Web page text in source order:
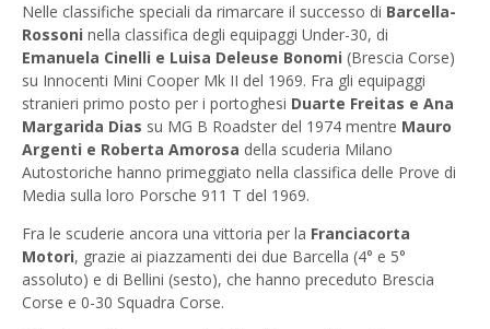
Nelle classifiche speciali da rimarcare il successo di Barcella-
Rossoni nella classifica degli equipaggi Under-30, di
Emanuela Cinelli e Luisa Deleuse Bonomi (Brescia Corse)
su Innocenti Mini Cooper Mk II del 1969. Fra gli equipaggi
stranieri primo posto per i portoghesi Duarte Freitas e Ana
Margarida Dias su MG B Roadster del 1974 mentre Mauro
Argenti e Roberta Amorosa della scuderia Milano
Autostoriche hanno primeggiato nella classifica delle Prove di
Media sulla loro Porsche 911 T del 1969.
Fra le scuderie ancora una vittoria per la Franciacorta
Motori, grazie ai piazzamenti dei due Barcella (4° e 5°
assoluto) e di Bellini (sesto), che hanno preceduto Brescia
Corse e 0-30 Squadra Corse.